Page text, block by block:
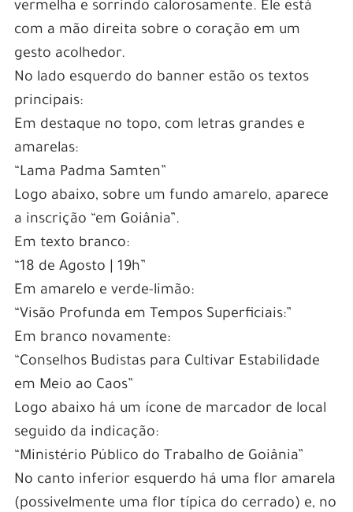
vermelha e sorrindo calorosamente. Ele está
com a mão direita sobre o coração em um
gesto acolhedor.
No lado esquerdo do banner estão os textos
principais:
Em destaque no topo, com letras grandes e
amarelas:
“Lama Padma Samten”
Logo abaixo, sobre um fundo amarelo, aparece
a inscrição “em Goiânia”.
Em texto branco:
“18 de Agosto | 19h”
Em amarelo e verde-limão:
“Visão Profunda em Tempos Superficiais:”
Em branco novamente:
“Conselhos Budistas para Cultivar Estabilidade
em Meio ao Caos”
Logo abaixo há um ícone de marcador de local
seguido da indicação:
“Ministério Público do Trabalho de Goiânia”
No canto inferior esquerdo há uma flor amarela
(possivelmente uma flor típica do cerrado) e, no